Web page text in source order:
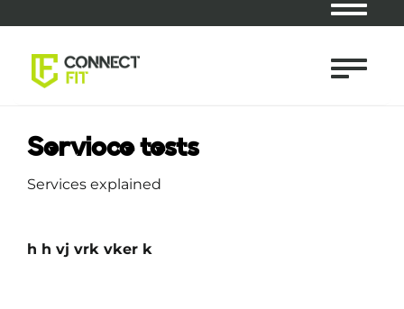
Servioce tests
Services explained
h h vj vrk vker k